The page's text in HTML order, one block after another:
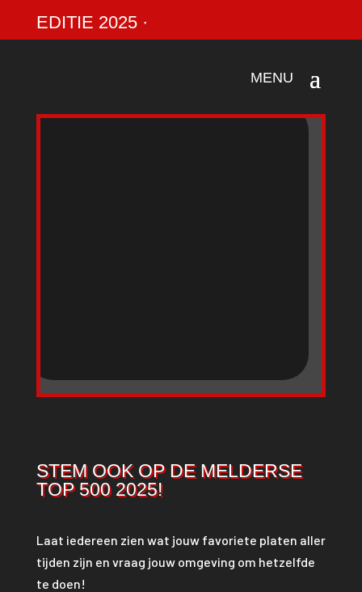
EDITIE 2025 ·
STEM OOK OP DE MELDERSE
TOP 500 2025!
Laat iedereen zien wat jouw favoriete platen aller
tijden zijn en vraag jouw omgeving om hetzelfde
te doen!